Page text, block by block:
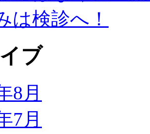
は検診へ！
ブ
8月
7月